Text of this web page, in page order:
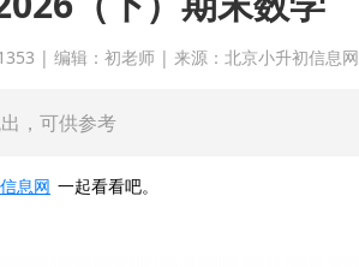
| 编辑：初老师 | 来源：北京小升初信息网
，可供参考
息网 一起看看吧。